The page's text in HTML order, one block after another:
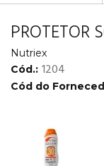
PROTETOR
Nutriex
Cód.: 1204
Cód do